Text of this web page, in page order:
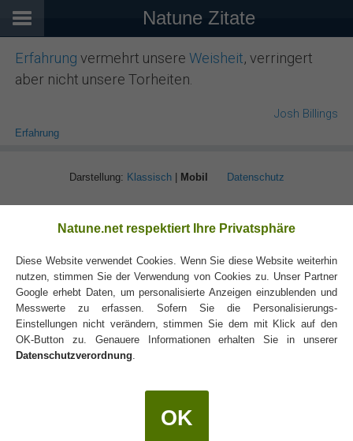
Natune Zitate
Erfahrung vermehrt unsereWeisheit, verringert
aber nicht unsere Torheiten.
Josh Billings
Erfahrung
Darstellung: Klassisch| Mobil Datenschutz
Natune.net respektiert Ihre Privatsphäre
Diese Website verwendet Cookies. Wenn Sie diese Website weiterhin
nutzen, stimmen Sie der Verwendung von Cookies zu. Unser Partner
Google erhebt Daten, um personalisierte Anzeigen einzublenden und
Messwerte zu erfassen. Sofern Sie die Personalisierungs-
Einstellungen nicht verändern, stimmen Sie dem mit Klick auf den
OK-Button zu. Genauere Informationen erhalten Sie in unserer
Datenschutzverordnung.
OK